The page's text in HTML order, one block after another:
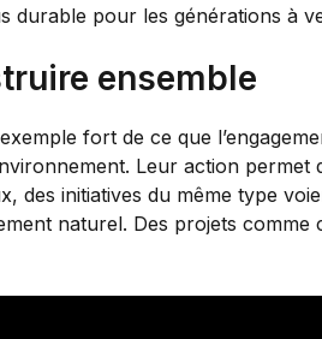
durable pour les générations à
ensemble
fort de ce que
Leur action
des initiatives du même type
naturel. Des projets comme